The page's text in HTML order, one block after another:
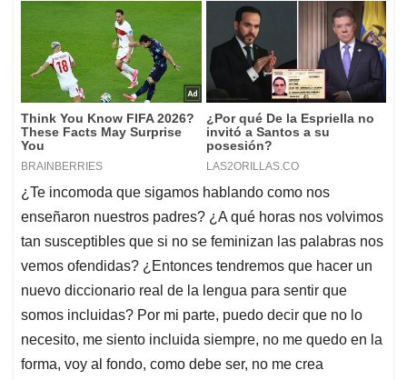
¿Te incomoda que sigamos hablando como nos
enseñaron nuestros padres? ¿A qué horas nos volvimos
tan susceptibles que si no se feminizan las palabras nos
vemos ofendidas? ¿Entonces tendremos que hacer un
nuevo diccionario real de la lengua para sentir que
somos incluidas? Por mi parte, puedo decir que no lo
necesito, me siento incluida siempre, no me quedo en la
forma, voy al fondo, como debe ser, no me crea